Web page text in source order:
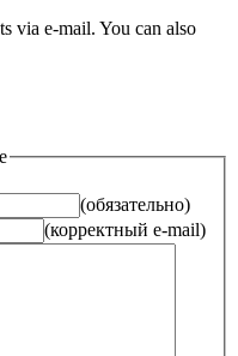
via e-mail. You can also
(обязательно)
(корректный e-mail)